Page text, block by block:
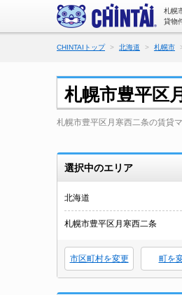
札幌
貸物
CHINTAIトップ 北海道 札幌市
札幌市豊平区
札幌市豊平区月寒西二条の賃貸
選択中のエリア
北海道
札幌市豊平区月寒西二条
市区町村を変更 町を